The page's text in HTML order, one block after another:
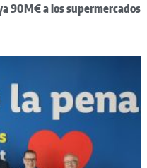
90M€ a los supermercados